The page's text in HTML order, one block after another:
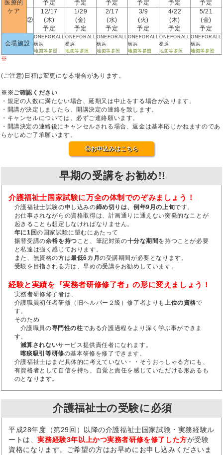
医療的
ケア
予定 予定 予定 予定 予定 予定
②
12/17
(木)
予定
1/29
(金)
予定
2/17
(水)
予定
3/9
(火)
予定
4/22
(木)
予定
5/21
(金)
予定
会場施設
ONEFORALL
横浜
地図等参照
ONEFORALL
横浜
地図等参照
ONEFORALL
横浜
地図等参照
ONEFORALL
横浜
地図等参照
ONEFORALL
横浜
地図等参照
ONEFORALL
横浜
地図等参照
※
(ご注意)日程は変更になる場合があります。
※※ご確認ください
・規定の人数に満たない場合、延期又は中止をする場合があります。
・開講が決定しましたら、開講決定の連絡を致します。
・キャンセルについては、必ずご連絡願います。
・開講決定の連絡後にキャンセルされる場合、返金は基本応じかねますのであ
らかじめご了承願います。
◎お申込みはこちら
早期の受講をお勧め!!
介護福祉士国家試験に万全の体制でのぞみましょう！
介護福祉士試験の申し込みの締め切りは、例年9月の上旬です。
お仕事されながらの資格取得は、計画通りに通えない突発的なことが
起きることも想定しなければなりません。
年に1回の国家試験に望むにあたって
振替受講の余裕を持つこと、筆記対策の十分な期間を持つことが必要
と私達は強く感じております。
また、無資格の方は最低6カ月の受講期間が必要となります。
受験を目指される方は、早めの受講をお勧めしています。
経験と実績を『実務者研修修了者』の形に変えましょう！
実務者研修修了者は、
介護職員初任者研修（旧ヘルパー２級）修了者よりも上位の資格で
す。
そのため
介護職員の専門性の柱である介護過程をより深く学ぶ事ができま
す。
減算されないサービス提供責任者になれます。
喀痰吸引等研修の基本研修を修了できます。
介護福祉士はまだ具体的に考えていない・・そうおっしゃる方にも、
有資格者として自信を持ち、自覚と責任を感じていただける形あるも
のとなります。
介護福祉士の受験に必須
平成28年度（第29回）以降の介護福祉士国家試験・実務経験ル
ートは、実務経験3年以上かつ実務者研修を修了した方が受験
資格になります。ご希望の方はお早めにお申し込みくださいま